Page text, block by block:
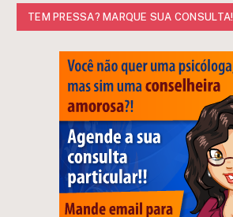
TEM PRESSA? MARQUE SUA CONSULTA!